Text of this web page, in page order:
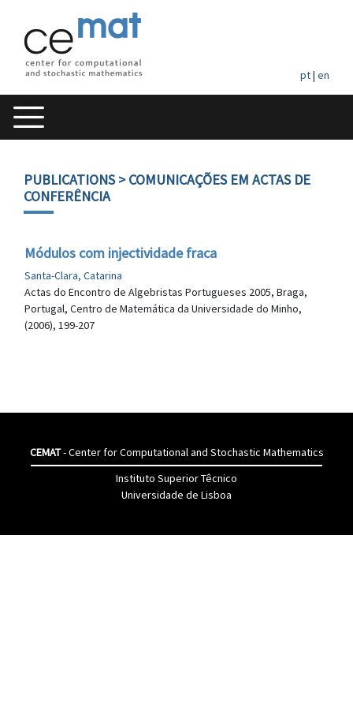
pt| en
PUBLICATIONS> COMUNICAÇÕES EM ACTAS DE
CONFERÊNCIA
Módulos com injectividade fraca
Santa-Clara, Catarina
Actas do Encontro de Algebristas Portugueses 2005, Braga,
Portugal, Centro de Matemática da Universidade do Minho,
(2006), 199-207
CEMAT- Center for Computational and Stochastic Mathematics
Instituto Superior Têcnico
Universidade de Lisboa